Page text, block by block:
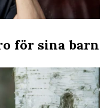
för sina barn